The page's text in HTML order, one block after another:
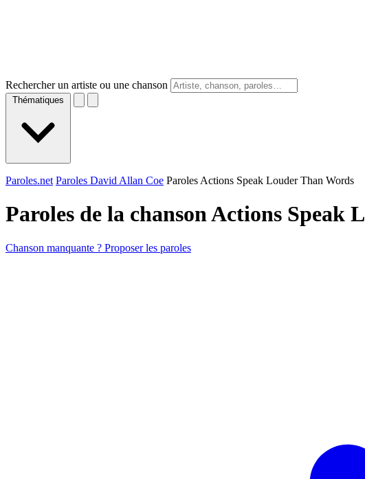
Rechercher un artiste ou une chanson
Thématiques
Paroles.net Paroles David Allan Coe Paroles Actions Speak Louder Than Words
Paroles de la chanson Actions Speak
Chanson manquante ? Proposer les paroles